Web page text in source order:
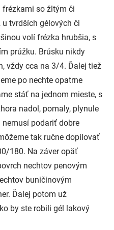
so žltým či
tvrdších gélových či
volí frézka hrubšia, s
prúžku. Brúsku nikdy
vždy cca na 3/4. Ďalej tiež
po nechte opatrne
stáť na jednom mieste, s
nadol, pomaly, plynule
nemusí podariť dobre
tak ručne dopilovať
180. Na záver opäť
nechtov penovým
buničinovým
Ďalej potom už
by ste robili gél lakový